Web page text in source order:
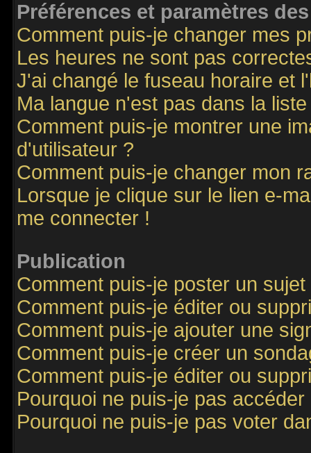
Préférences et paramètres
Comment puis-je changer mes
Les heures ne sont pas
J'ai changé le fuseau horaire et
Ma langue n'est pas dans la liste
Comment puis-je montrer une
d'utilisateur ?
Comment puis-je changer mon
Lorsque je clique sur le lien e-
me connecter !
Publication
Comment puis-je poster un
Comment puis-je éditer ou
Comment puis-je ajouter une
Comment puis-je créer un
Comment puis-je éditer ou
Pourquoi ne puis-je pas
Pourquoi ne puis-je pas voter